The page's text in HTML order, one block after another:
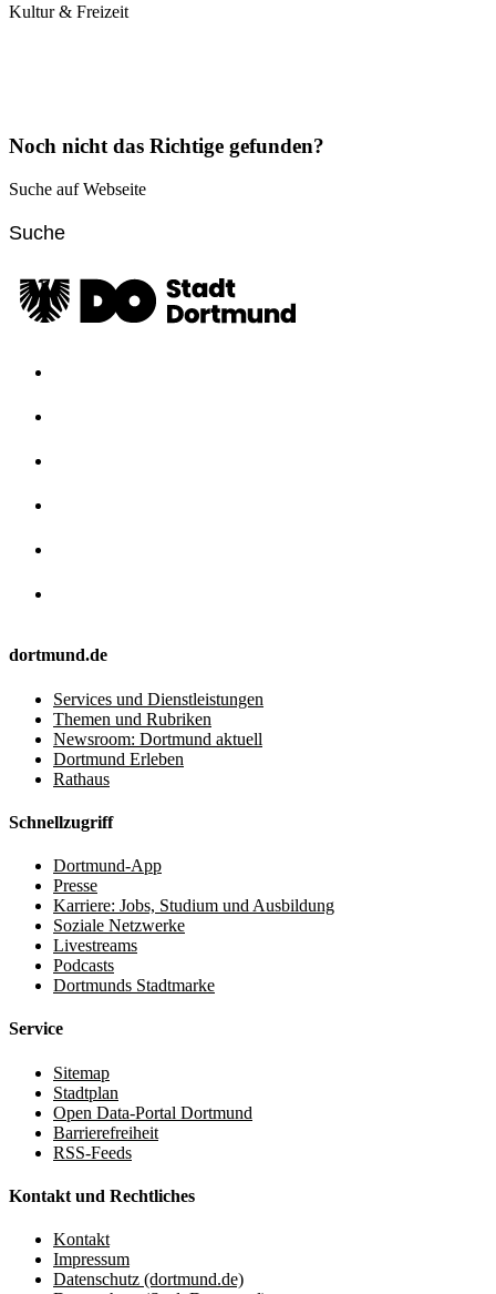
Kultur & Freizeit
Noch nicht das Richtige gefunden?
Suche auf Webseite
dortmund.de
Services und Dienstleistungen
Themen und Rubriken
Newsroom: Dortmund aktuell
Dortmund Erleben
Rathaus
Schnellzugriff
Dortmund-App
Presse
Karriere: Jobs, Studium und Ausbildung
Soziale Netzwerke
Livestreams
Podcasts
Dortmunds Stadtmarke
Service
Sitemap
Stadtplan
Open Data-Portal Dortmund
Barrierefreiheit
RSS-Feeds
Kontakt und Rechtliches
Kontakt
Impressum
Datenschutz (dortmund.de)